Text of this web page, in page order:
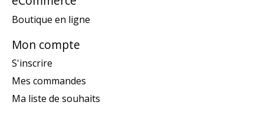
Boutique en ligne
Mon compte
S'inscrire
Mes commandes
Ma liste de souhaits